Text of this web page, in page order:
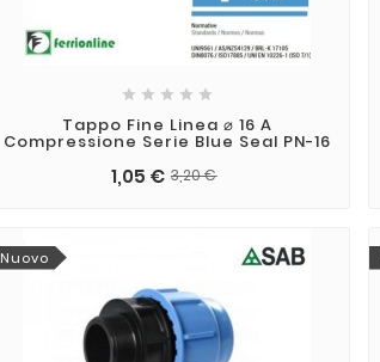
    
Tappo Fine Linea ⌀ 16 A
Compressione Serie Blue Seal PN-16
1,05 € 3,20 €
Nuovo